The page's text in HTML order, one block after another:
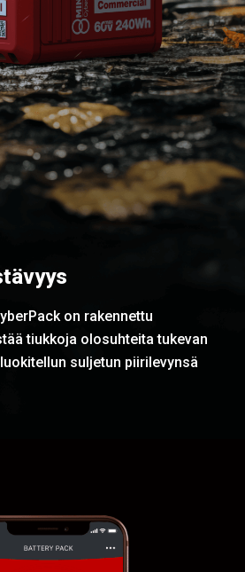
on rakennettu
tiukkoja olosuhteita tukevan
suljetun piirilevynsä